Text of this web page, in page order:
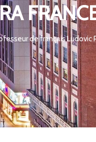
de français Ludovic